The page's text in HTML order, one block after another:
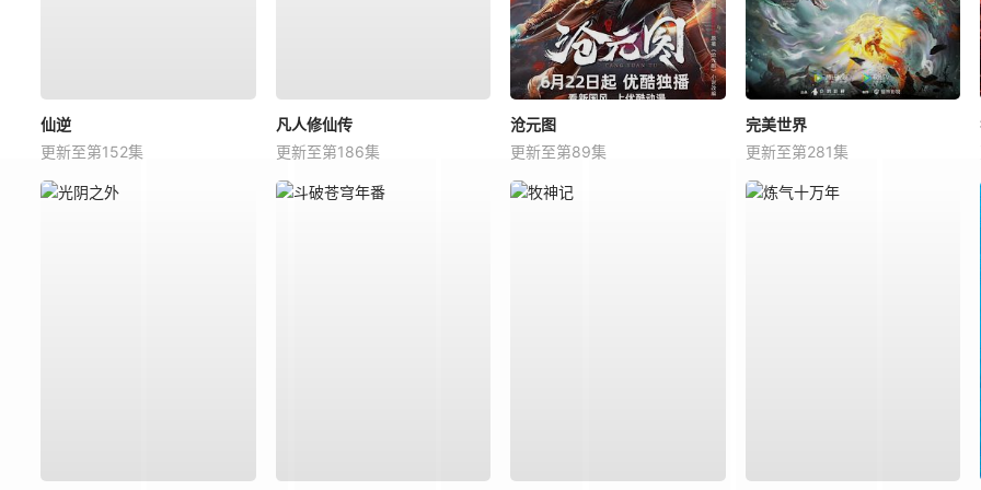
仙逆
更新至第152集
凡人修仙传
更新至第186集
沧元图
更新至第89集
完美世界
更新至第281集